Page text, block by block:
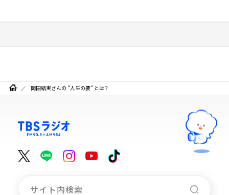
岡田結実さんの ”人生の要" とは？